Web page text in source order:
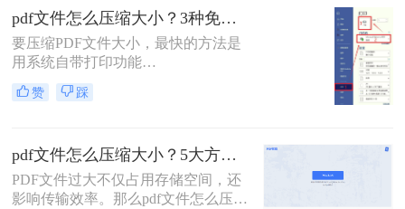
可读的前提下将文件体积缩小到原来
的10%~50%。
pdf文件怎么压缩大小？3种免费+1种专业方法全攻略（附决策表）！
要压缩PDF文件大小，最快的方法是
用系统自带打印功能
（Windows/macOS均支持）或在线免
费工具（如PDFmao、转转大师）直
业软件「转转大师PDF转换器」——
它支持自定义压缩等级、图片重采
样，且完全本地处理，安全无广告。
赞 踩
pdf文件怎么压缩大小？5大方法深度解析与实操指南！
PDF文件过大不仅占用存储空间，还
影响传输效率。那么pdf文件怎么压缩